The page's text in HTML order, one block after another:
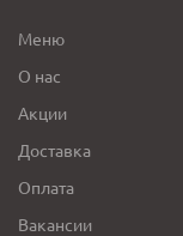
Меню
О нас
Акции
Доставка
Оплата
Вакансии